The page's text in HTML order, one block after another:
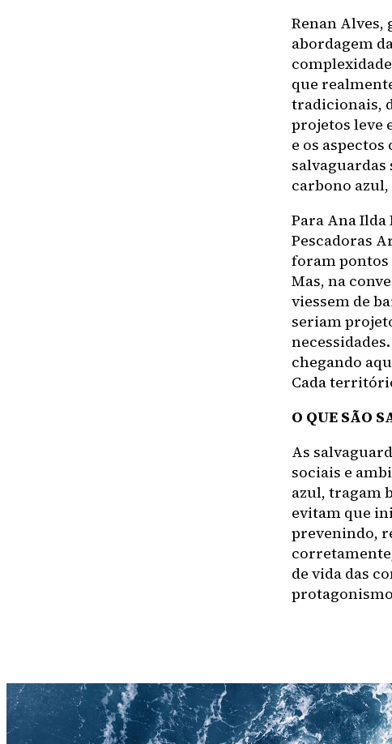
Renan Alves,
abordagem
que
tradicionais,
projetos leve
e os
salvaguardas
carbono azul,
Para Ana
Pescadoras
foram pontos
Mas, na
viessem de
seriam
chegando
Cada
O QUE SÃO
As
sociais e
azul, tragam
evitam que
prevenindo,
de vida das